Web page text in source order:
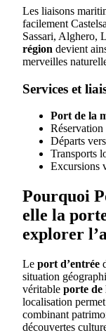
Les liaisons
facilement
Sassari, Alghero,
région devient
merveilles
Services et
Port de la
Réservation
Départs
Transports
Excursions
Pourquoi
elle la
explorer
Le port d’entrée
situation
véritable porte de
localisation
combinant
découvertes